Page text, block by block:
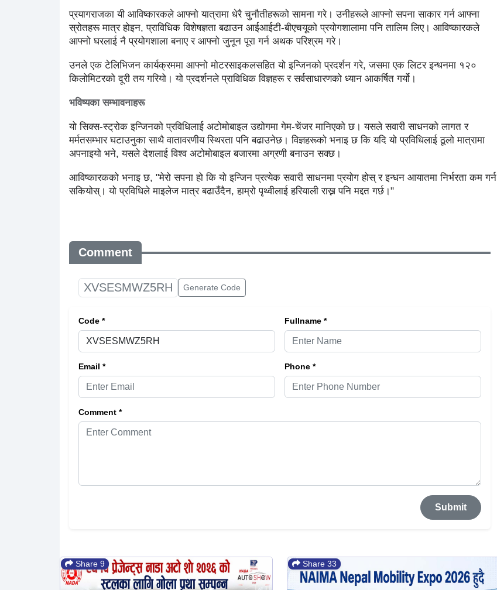
प्रयागराजका यी आविष्कारकले आफ्नो यात्रामा धेरै चुनौतीहरूको सामना गरे। उनीहरूले आफ्नो सपना साकार गर्न आफ्ना
स्रोतहरू मात्र होइन, प्राविधिक विशेषज्ञता बढाउन आईआईटी-बीएचयूको प्रयोगशालामा पनि तालिम लिए। आविष्कारकले
आफ्नो घरलाई नै प्रयोगशाला बनाए र आफ्नो जुनून पूरा गर्न अथक परिश्रम गरे।
उनले एक टेलिभिजन कार्यक्रममा आफ्नो मोटरसाइकलसहित यो इन्जिनको प्रदर्शन गरे, जसमा एक लिटर इन्धनमा १२०
किलोमिटरको दूरी तय गरियो। यो प्रदर्शनले प्राविधिक विज्ञहरू र सर्वसाधारणको ध्यान आकर्षित गर्यो।
भविष्यका सम्भावनाहरू
यो सिक्स-स्ट्रोक इन्जिनको प्रविधिलाई अटोमोबाइल उद्योगमा गेम-चेंजर मानिएको छ। यसले सवारी साधनको लागत र
मर्मतसम्भार घटाउनुका साथै वातावरणीय स्थिरता पनि बढाउनेछ। विज्ञहरूको भनाइ छ कि यदि यो प्रविधिलाई ठूलो मात्रामा
अपनाइयो भने, यसले देशलाई विश्व अटोमोबाइल बजारमा अग्रणी बनाउन सक्छ।
आविष्कारकको भनाइ छ, "मेरो सपना हो कि यो इन्जिन प्रत्येक सवारी साधनमा प्रयोग होस् र इन्धन आयातमा निर्भरता कम गर्न
सकियोस्। यो प्रविधिले माइलेज मात्र बढाउँदैन, हाम्रो पृथ्वीलाई हरियाली राख्न पनि मद्दत गर्छ।"
Comment
XVSESMWZ5RH Generate Code
Code * Fullname *
Email * Phone *
Comment *
Submit
Share 9 Share 33